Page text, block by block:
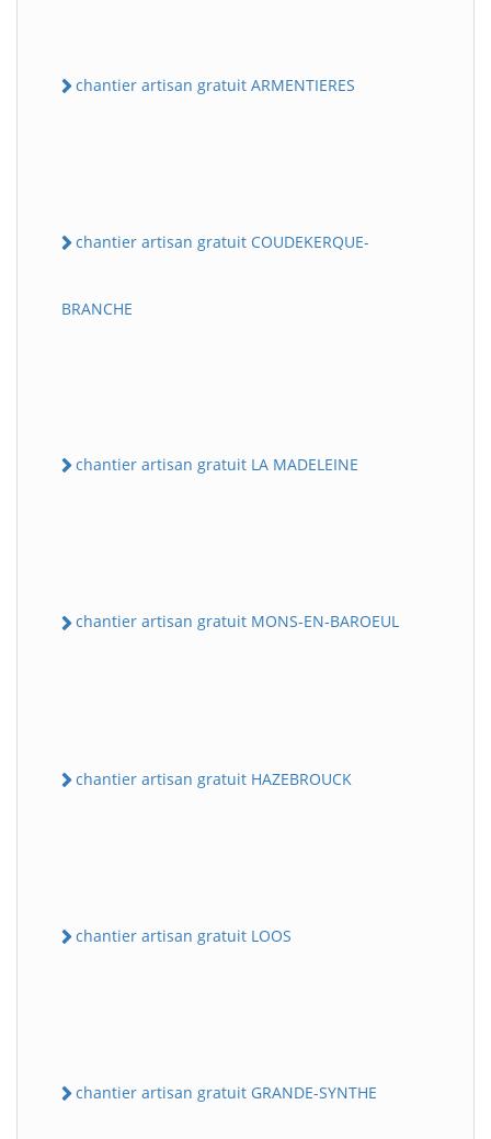
chantier artisan gratuit ARMENTIERES
chantier artisan gratuit COUDEKERQUE-
BRANCHE
chantier artisan gratuit LA MADELEINE
chantier artisan gratuit MONS-EN-BAROEUL
chantier artisan gratuit HAZEBROUCK
chantier artisan gratuit LOOS
chantier artisan gratuit GRANDE-SYNTHE